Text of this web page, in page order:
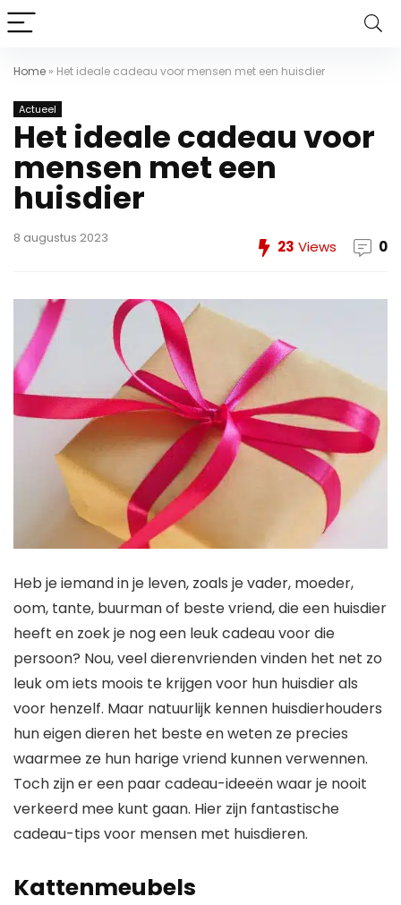
Home » Het ideale cadeau voor mensen met een huisdier
Actueel
Het ideale cadeau voor
mensen met een
huisdier
8 augustus 2023 23 Views 0
Heb je iemand in je leven, zoals je vader, moeder,
oom, tante, buurman of beste vriend, die een huisdier
heeft en zoek je nog een leuk cadeau voor die
persoon? Nou, veel dierenvrienden vinden het net zo
leuk om iets moois te krijgen voor hun huisdier als
voor henzelf. Maar natuurlijk kennen huisdierhouders
hun eigen dieren het beste en weten ze precies
waarmee ze hun harige vriend kunnen verwennen.
Toch zijn er een paar cadeau-ideeën waar je nooit
verkeerd mee kunt gaan. Hier zijn fantastische
cadeau-tips voor mensen met huisdieren.
Kattenmeubels